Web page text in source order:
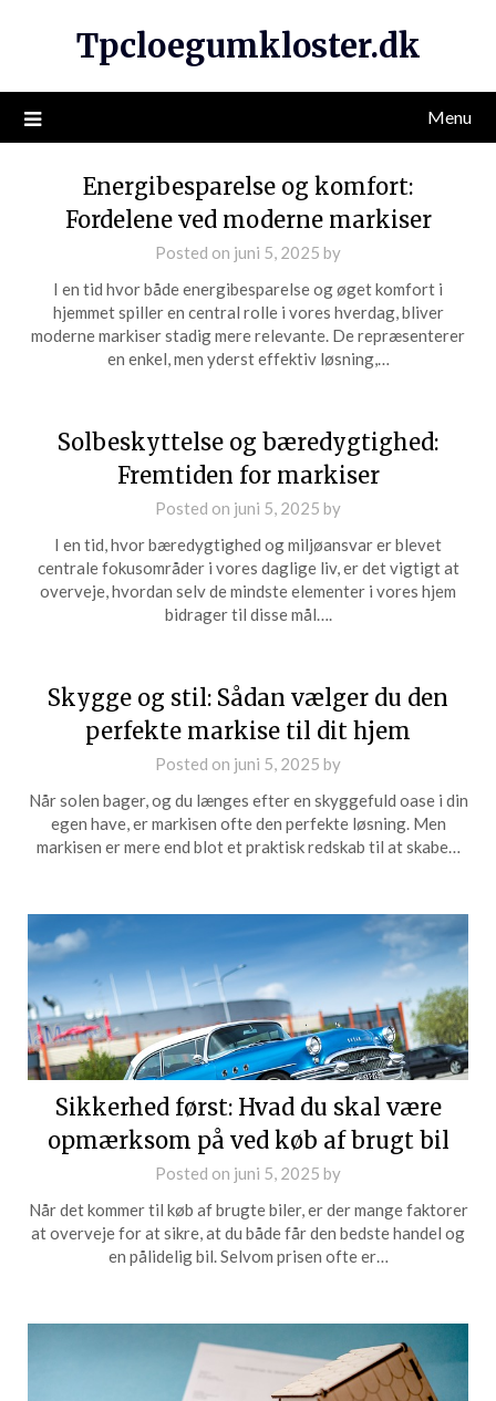
Tpcloegumkloster.dk
Menu
Energibesparelse og komfort:
Fordelene ved moderne markiser
Posted on juni 5, 2025 by
I en tid hvor både energibesparelse og øget komfort i
hjemmet spiller en central rolle i vores hverdag, bliver
moderne markiser stadig mere relevante. De repræsenterer
en enkel, men yderst effektiv løsning,…
Solbeskyttelse og bæredygtighed:
Fremtiden for markiser
Posted on juni 5, 2025 by
I en tid, hvor bæredygtighed og miljøansvar er blevet
centrale fokusområder i vores daglige liv, er det vigtigt at
overveje, hvordan selv de mindste elementer i vores hjem
bidrager til disse mål….
Skygge og stil: Sådan vælger du den
perfekte markise til dit hjem
Posted on juni 5, 2025 by
Når solen bager, og du længes efter en skyggefuld oase i din
egen have, er markisen ofte den perfekte løsning. Men
markisen er mere end blot et praktisk redskab til at skabe…
Sikkerhed først: Hvad du skal være
opmærksom på ved køb af brugt bil
Posted on juni 5, 2025 by
Når det kommer til køb af brugte biler, er der mange faktorer
at overveje for at sikre, at du både får den bedste handel og
en pålidelig bil. Selvom prisen ofte er…